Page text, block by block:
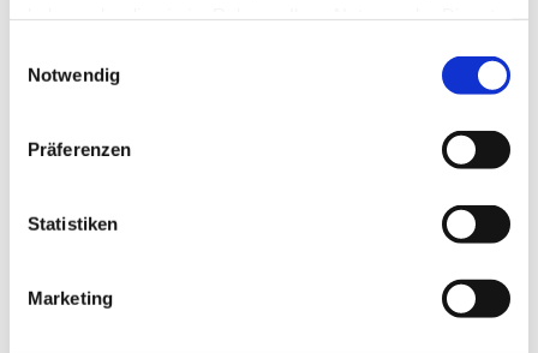
Notwendig
Präferenzen
Statistiken
Marketing